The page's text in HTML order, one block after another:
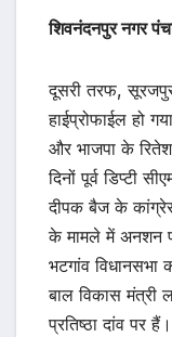
शिवनंदनपुर नगर
दूसरी तरफ,
हाईप्रोफाईल हो
और भाजपा के
दिनों पूर्व डिप्टी
दीपक बैज के
के मामले में अनशन
भटगांव विधानसभा
बाल विकास मंत्री
प्रतिष्ठा दांव पर